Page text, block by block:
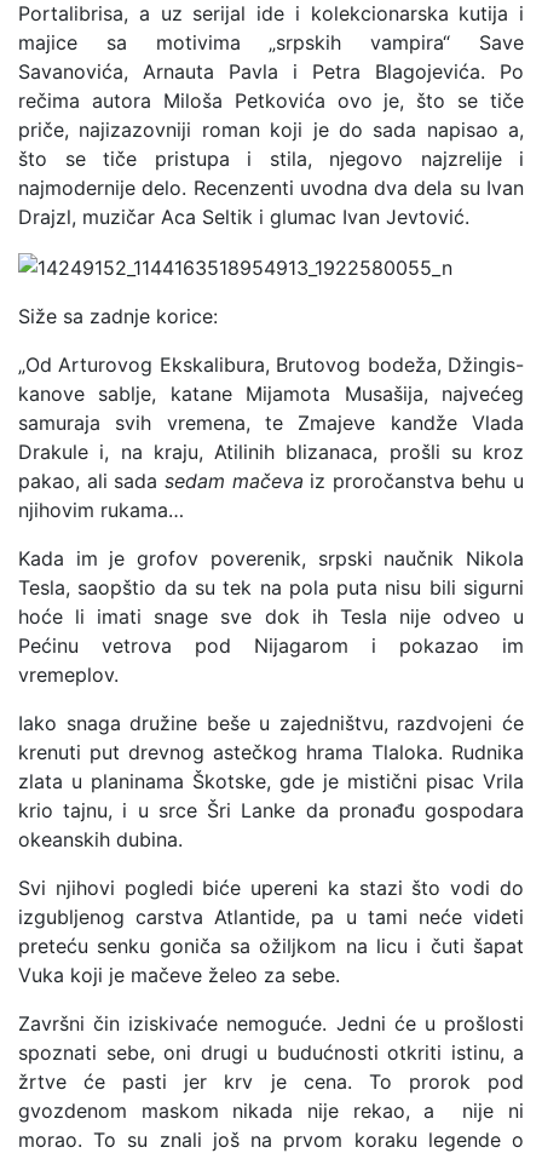
Portalibrisa, a uz serijal ide i kolekcionarska kutija i
majice sa motivima „srpskih vampira“ Save
Savanovića, Arnauta Pavla i Petra Blagojevića. Po
rečima autora Miloša Petkovića ovo je, što se tiče
priče, najizazovniji roman koji je do sada napisao a,
što se tiče pristupa i stila, njegovo najzrelije i
najmodernije delo. Recenzenti uvodna dva dela su Ivan
Drajzl, muzičar Aca Seltik i glumac Ivan Jevtović.
Siže sa zadnje korice:
„Od Arturovog Ekskalibura, Brutovog bodeža, Džingis-
kanove sablje, katane Mijamota Musašija, najvećeg
samuraja svih vremena, te Zmajeve kandže Vlada
Drakule i, na kraju, Atilinih blizanaca, prošli su kroz
pakao, ali sada sedam mačeva iz proročanstva behu u
njihovim rukama…
Kada im je grofov poverenik, srpski naučnik Nikola
Tesla, saopštio da su tek na pola puta nisu bili sigurni
hoće li imati snage sve dok ih Tesla nije odveo u
Pećinu vetrova pod Nijagarom i pokazao im
vremeplov.
Iako snaga družine beše u zajedništvu, razdvojeni će
krenuti put drevnog astečkog hrama Tlaloka. Rudnika
zlata u planinama Škotske, gde je mistični pisac Vrila
krio tajnu, i u srce Šri Lanke da pronađu gospodara
okeanskih dubina.
Svi njihovi pogledi biće upereni ka stazi što vodi do
izgubljenog carstva Atlantide, pa u tami neće videti
preteću senku goniča sa ožiljkom na licu i čuti šapat
Vuka koji je mačeve želeo za sebe.
Završni čin iziskivaće nemoguće. Jedni će u prošlosti
spoznati sebe, oni drugi u budućnosti otkriti istinu, a
žrtve će pasti jer krv je cena. To prorok pod
gvozdenom maskom nikada nije rekao, a nije ni
morao. To su znali još na prvom koraku legende o